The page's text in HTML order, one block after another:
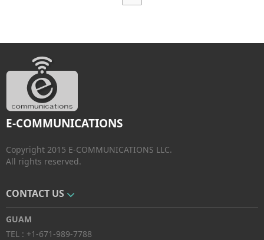
E-COMMUNICATIONS
Copyright 2015 E-COMMUNICATIONS LLC.
All rights reserved.
CONTACT US
GUAM
TEL : +1-671-989-7788